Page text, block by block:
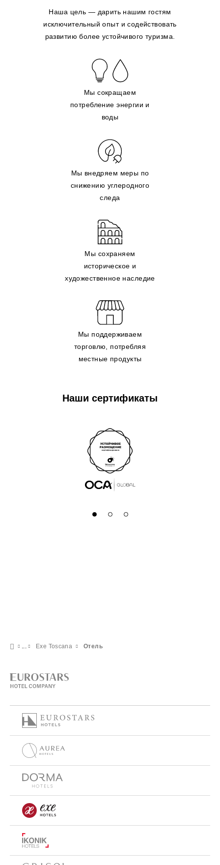
Наша цель — дарить нашим гостям
исключительный опыт и содействовать
развитию более устойчивого туризма.
Мы сокращаем
потребление энергии и
воды
Мы внедряем меры по
снижению углеродного
следа
Мы сохраняем
историческое и
художественное наследие
Мы поддерживаем
торговлю, потребляя
местные продукты
Наши сертификаты
Exe Toscana Отель